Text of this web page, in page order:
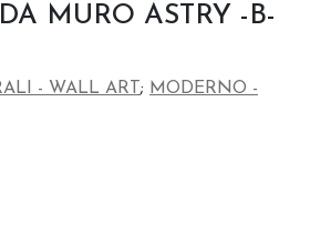
MURO ASTRY -B-
- WALL ART ; MODERNO -